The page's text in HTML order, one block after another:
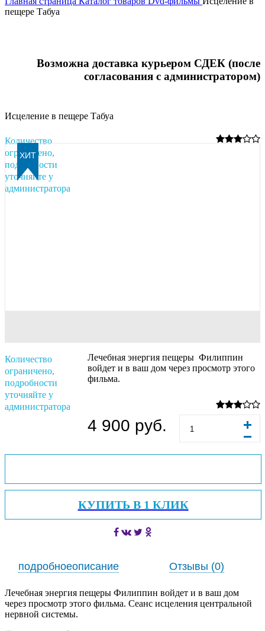
пещере Табуа
Возможна доставка курьером СДЕК (после
согласования с администратором)
Исцеление в пещере Табуа
Количество
ограничено,
подробности
уточняйте у
администратора
Количество
ограничено,
подробности
уточняйте у
администратора
Лечебная энергия пещеры Филиппин
войдет и в ваш дом через просмотр этого
фильма.
4 900 руб.
КУПИТЬ В 1 КЛИК
подробноеописание Отзывы (0)
Лечебная энергия пещеры Филиппин войдет и в ваш дом
через просмотр этого фильма. Сеанс исцеления центральной
нервной системы.